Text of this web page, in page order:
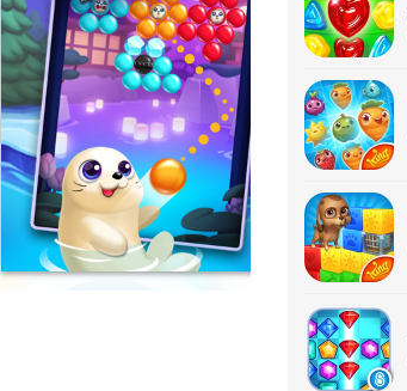
andere prachtige werelden!
is het GRATIS!
je in dit spel ook met echt
Instellingen > Algemeen >
Daarnaast bevat Polar Pop